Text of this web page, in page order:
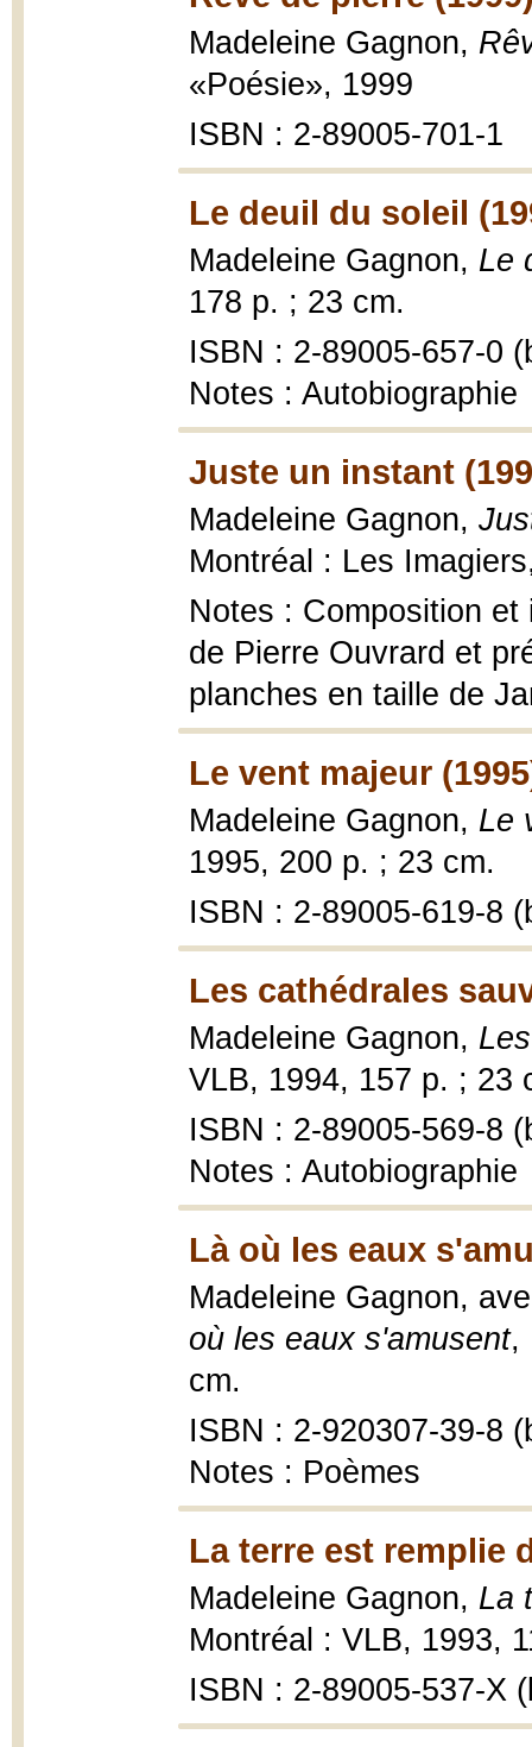
Madeleine Gagnon,
«Poésie», 1999
ISBN : 2-89005-701-1
Le deuil du soleil
Madeleine Gagnon, Le
178 p. ; 23 cm.
ISBN : 2-89005-657-0
Notes : Autobiographie
Juste un instant
Madeleine Gagnon,
Montréal : Les
Notes : Composition
de Pierre Ouvrard et
planches en taille de
Le vent majeur
Madeleine Gagnon, Le
1995, 200 p. ; 23 cm.
ISBN : 2-89005-619-8
Les cathédrales
Madeleine Gagnon,
VLB, 1994, 157 p. ; 23
ISBN : 2-89005-569-8
Notes : Autobiographie
Là où les eaux
Madeleine Gagnon,
où les eaux s'amusent,
cm.
ISBN : 2-920307-39-8
Notes : Poèmes
La terre est remplie
Madeleine Gagnon, La
Montréal : VLB, 1993,
ISBN : 2-89005-537-X